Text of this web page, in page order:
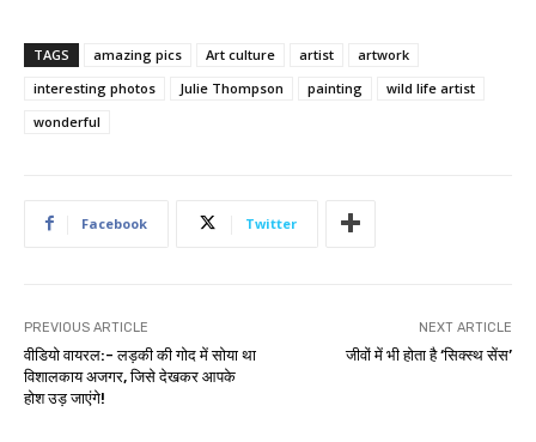
TAGS amazing pics Art culture artist
artwork
interesting photos
Julie Thompson painting
wild life artist
wonderful
Facebook Twitter
PREVIOUS ARTICLE
वीडियो वायरल:- लड़की की गोद में सोया था
विशालकाय अजगर, जिसे देखकर आपके
होश उड़ जाएंगे!
NEXT ARTICLE
जीवों में भी होता है ‘सिक्स्थ सेंस’